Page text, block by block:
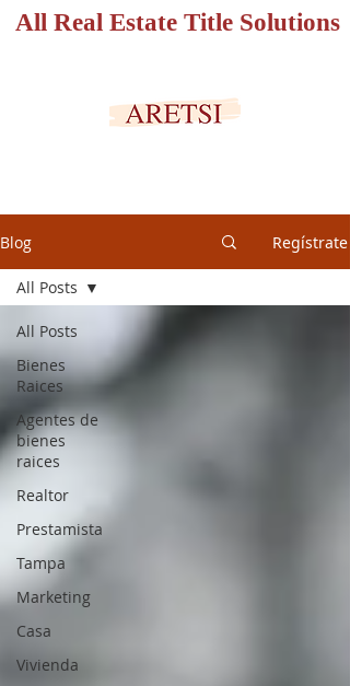
All Real Estate Title Solutions
Blog Regístrate
All Posts
Bienes
Raices
Agentes de
bienes
raices
Realtor
Prestamista
Tampa
Marketing
Casa
Vivienda
All Posts